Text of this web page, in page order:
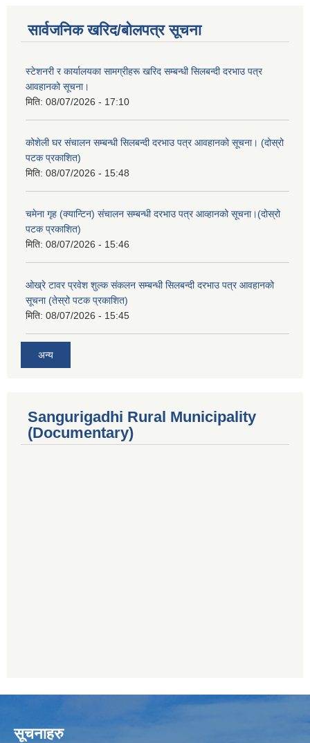
सार्वजनिक खरिद/बोलपत्र सूचना
स्टेशनरी र कार्यालयका सामग्रीहरू खरिद सम्बन्धी सिलबन्दी दरभाउ पत्र
आवहानको सूचना।
मिति: 08/07/2026 - 17:10
कोशेली घर संचालन सम्बन्धी सिलबन्दी दरभाउ पत्र आवहानको सूचना। (दोस्रो
पटक प्रकाशित)
मिति: 08/07/2026 - 15:48
चमेना गृह (क्यान्टिन) संचालन सम्बन्धी दरभाउ पत्र आव्हानको सूचना।(दोस्रो
पटक प्रकाशित)
मिति: 08/07/2026 - 15:46
ओख्रे टावर प्रवेश शुल्क संकलन सम्बन्धी सिलबन्दी दरभाउ पत्र आवहानको
सूचना (तेस्रो पटक प्रकाशित)
मिति: 08/07/2026 - 15:45
अन्य
Sangurigadhi Rural Municipality
(Documentary)
सूचनाहरु